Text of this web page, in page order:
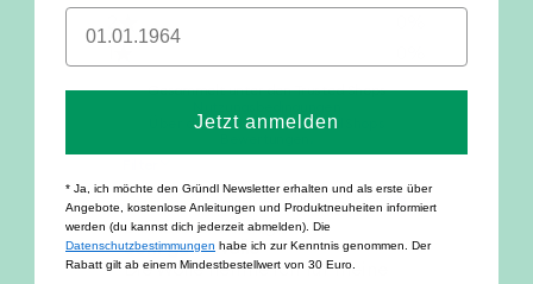
Jetzt anmelden
* Ja, ich möchte den Gründl Newsletter erhalten und als erste über
Angebote, kostenlose Anleitungen und Produktneuheiten informiert
werden (du kannst dich jederzeit abmelden). Die
Datenschutzbestimmungen habe ich zur Kenntnis genommen. Der
Rabatt gilt ab einem Mindestbestellwert von 30 Euro.